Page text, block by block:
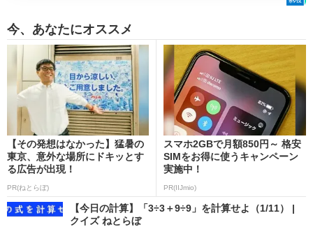
今、あなたにオススメ
【その発想はなかった】猛暑の
東京、意外な場所にドキッとす
る広告が出現！
PR(ねとらぼ)
スマホ2GBで月額850円～ 格安
SIMをお得に使うキャンペーン
実施中！
PR(IIJmio)
【今日の計算】「3÷3＋9÷9」を計算せよ（1/11） |
クイズ ねとらぼ